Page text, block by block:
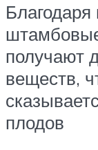
получают
веществ,
плодов